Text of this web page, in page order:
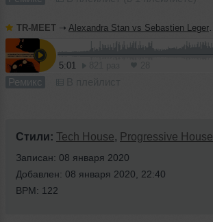
TR-MEET ➝ Alexandra Stan vs Sebastien Leger - Mr. Saxobeat (TERMIT & Yuliana 'Duel' Blend)
5:01
Ремикс
Стили: Tech House, Progressive House
Записан: 08 января 2020
Добавлен: 08 января 2020, 22:40
BPM: 122